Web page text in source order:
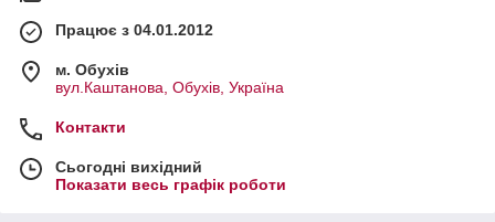
Працює з 04.01.2012
м. Обухів
вул.Каштанова, Обухів, Україна
Контакти
Сьогодні вихідний
Показати весь графік роботи